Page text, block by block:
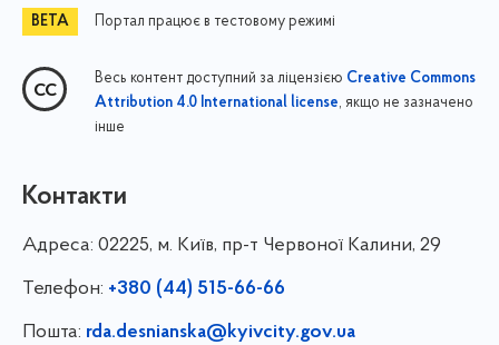
Портал працює в тестовому режимі
Весь контент доступний за ліцензією Creative Commons
Attribution 4.0 International license, якщо не зазначено
інше
Контакти
Адреса: 02225, м. Київ, пр-т Червоної Калини, 29
Телефон: +380 (44) 515-66-66
Пошта: rda.desnianska@kyivcity.gov.ua